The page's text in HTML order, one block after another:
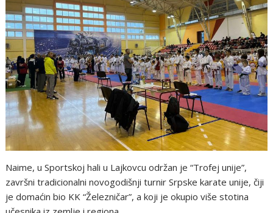
Naime, u Sportskoj hali u Lajkovcu održan je “Trofej unije”,
završni tradicionalni novogodišnji turnir Srpske karate unije, čiji
je domaćin bio KK “Železničar”, a koji je okupio više stotina